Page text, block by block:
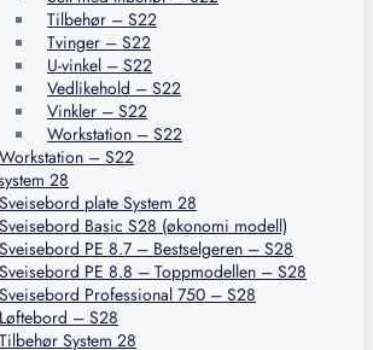
Tilbehør – S22
Tvinger – S22
U-vinkel – S22
Vedlikehold – S22
Vinkler – S22
Workstation – S22
Workstation – S22
28
Sveisebord plate System 28
Sveisebord Basic S28 (økonomi modell)
Sveisebord PE 8.7 – Bestselgeren – S28
Sveisebord PE 8.8 – Toppmodellen – S28
Sveisebord Professional 750 – S28
Løftebord – S28
Tilbehør System 28